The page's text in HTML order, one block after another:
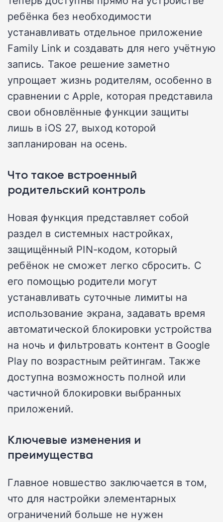
ребёнка без необходимости
устанавливать отдельное приложение
Family Link и создавать для него учётную
запись. Такое решение заметно
упрощает жизнь родителям, особенно в
сравнении с Apple, которая представила
свои обновлённые функции защиты
лишь в iOS 27, выход которой
запланирован на осень.
Что такое встроенный
родительский контроль
Новая функция представляет собой
раздел в системных настройках,
защищённый PIN-кодом, который
ребёнок не сможет легко сбросить. С
его помощью родители могут
устанавливать суточные лимиты на
использование экрана, задавать время
автоматической блокировки устройства
на ночь и фильтровать контент в Google
Play по возрастным рейтингам. Также
доступна возможность полной или
частичной блокировки выбранных
приложений.
Ключевые изменения и
преимущества
Главное новшество заключается в том,
что для настройки элементарных
ограничений больше не нужен